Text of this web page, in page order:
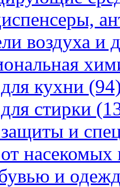
воздуха и
кухни
стирки
защиты и
и